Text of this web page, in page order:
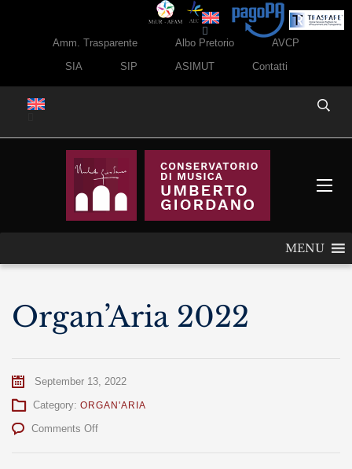
Amm. Trasparente Albo Pretorio
AVCP
SIA
SIP ASIMUT Contatti
MENU
Organ’Aria 2022
September 13, 2022
Category: ORGAN'ARIA
Comments Offon